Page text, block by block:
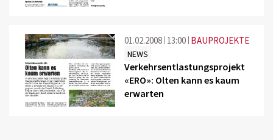
01.02.2008 13:00 BAUPROJEKTE
NEWS
Verkehrsentlastungsprojekt
«ERO»: Olten kann es kaum
erwarten